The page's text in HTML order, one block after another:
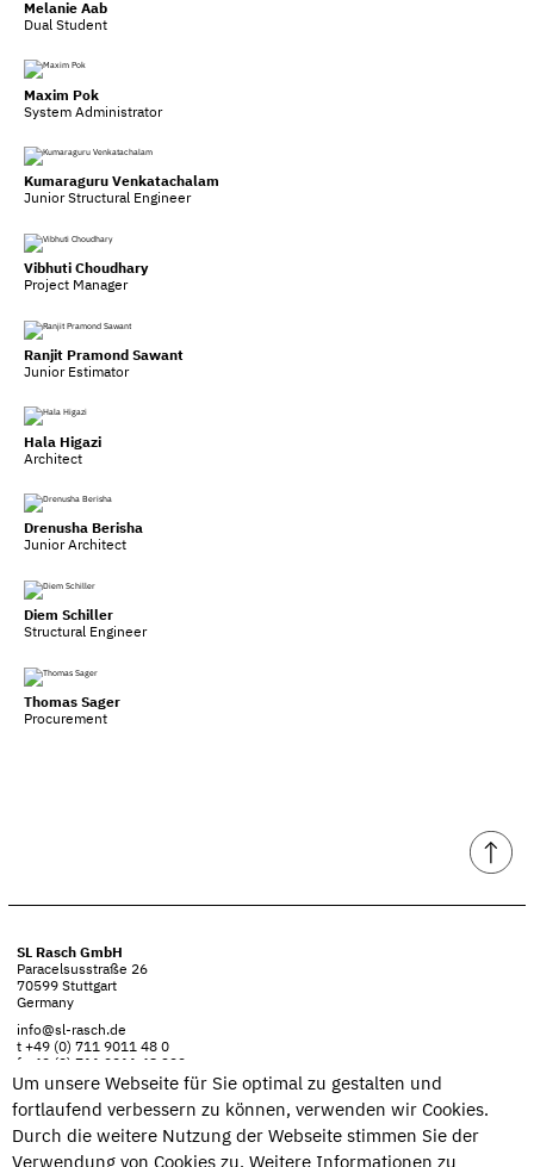
Melanie Aab
Dual Student
Maxim Pok
System Administrator
Kumaraguru Venkatachalam
Junior Structural Engineer
Vibhuti Choudhary
Project Manager
Ranjit Pramond Sawant
Junior Estimator
Hala Higazi
Architect
Drenusha Berisha
Junior Architect
Diem Schiller
Structural Engineer
Thomas Sager
Procurement
SL Rasch GmbH
Paracelsusstraße 26
70599 Stuttgart
Germany
info@sl-rasch.de
t +49 (0) 711 9011 48 0
f +49 (0) 711 9011 48 399
Imprint
Privacy policy
Um unsere Webseite für Sie optimal zu gestalten und
fortlaufend verbessern zu können, verwenden wir Cookies.
Durch die weitere Nutzung der Webseite stimmen Sie der
Verwendung von Cookies zu. Weitere Informationen zu